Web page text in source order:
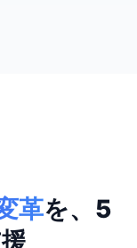
革を、5